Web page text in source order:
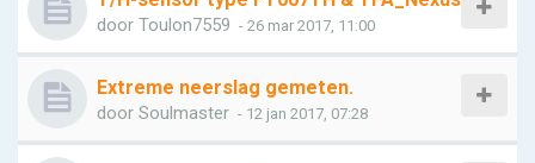
door Toulon7559 - 26 mar 2017, 11:00
Extreme neerslag gemeten.
door Soulmaster - 12 jan 2017, 07:28